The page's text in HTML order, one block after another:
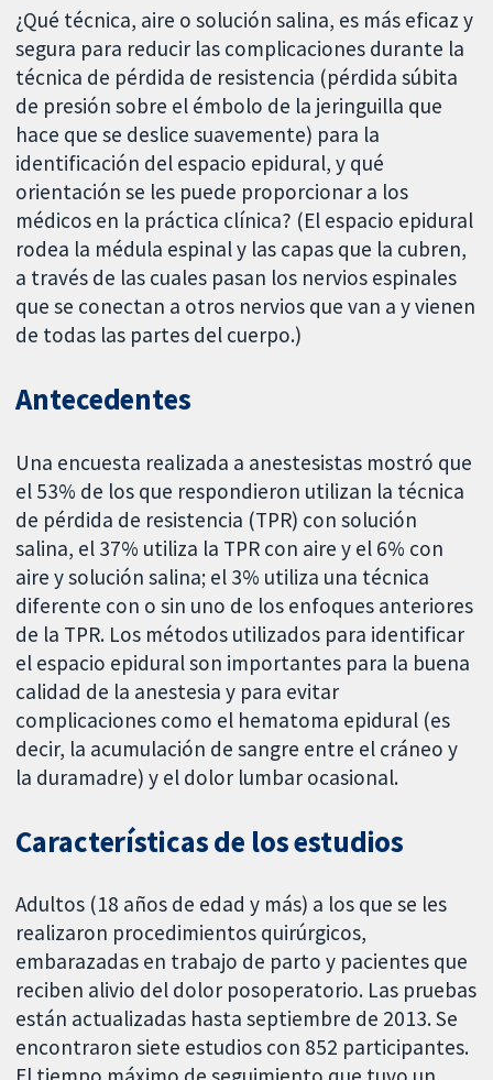
¿Qué técnica, aire o solución salina, es más eficaz y
segura para reducir las complicaciones durante la
técnica de pérdida de resistencia (pérdida súbita
de presión sobre el émbolo de la jeringuilla que
hace que se deslice suavemente) para la
identificación del espacio epidural, y qué
orientación se les puede proporcionar a los
médicos en la práctica clínica? (El espacio epidural
rodea la médula espinal y las capas que la cubren,
a través de las cuales pasan los nervios espinales
que se conectan a otros nervios que van a y vienen
de todas las partes del cuerpo.)
Antecedentes
Una encuesta realizada a anestesistas mostró que
el 53% de los que respondieron utilizan la técnica
de pérdida de resistencia (TPR) con solución
salina, el 37% utiliza la TPR con aire y el 6% con
aire y solución salina; el 3% utiliza una técnica
diferente con o sin uno de los enfoques anteriores
de la TPR. Los métodos utilizados para identificar
el espacio epidural son importantes para la buena
calidad de la anestesia y para evitar
complicaciones como el hematoma epidural (es
decir, la acumulación de sangre entre el cráneo y
la duramadre) y el dolor lumbar ocasional.
Características de los estudios
Adultos (18 años de edad y más) a los que se les
realizaron procedimientos quirúrgicos,
embarazadas en trabajo de parto y pacientes que
reciben alivio del dolor posoperatorio. Las pruebas
están actualizadas hasta septiembre de 2013. Se
encontraron siete estudios con 852 participantes.